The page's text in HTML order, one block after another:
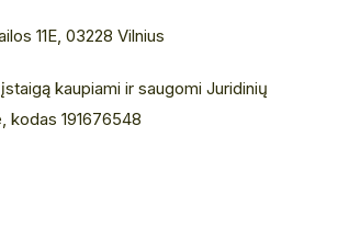
11E, 03228 Vilnius
kaupiami ir saugomi Juridinių
kodas 191676548